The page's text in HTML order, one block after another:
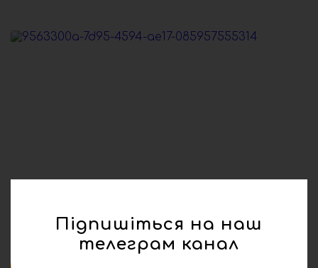
Підпишіться на наш
телеграм канал